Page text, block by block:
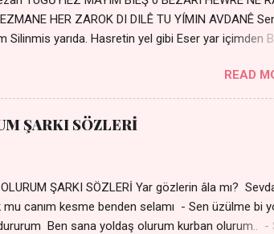
HER ZAROK DI DILÊ TU YÍMIN AVDANÊ
Silinmis yarıda. Hasretin yel gibi Eser yar içimden
şevên min Teng e nefes im Adını sayıklar
ve kederli
READ
ŞARKI SÖZLERİ
ŞARKI SÖZLERİ Yar gözlerin âla mı?
mu canım kesme benden selamı - Sen üzülme bi
Ben sana yoldaş olurum kurban olurum.. -